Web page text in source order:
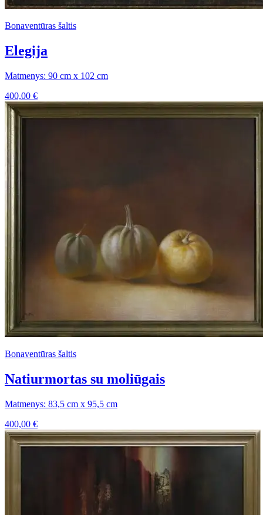
Bonaventūras šaltis
Elegija
Matmenys: 90 cm x 102 cm
400,00 €
Bonaventūras šaltis
Natiurmortas su moliūgais
Matmenys: 83,5 cm x 95,5 cm
400,00 €